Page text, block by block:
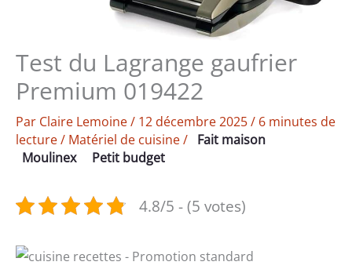
Test du Lagrange gaufrier
Premium 019422
Par Claire Lemoine/ 12 décembre 2025/ 6 minutes de
lecture/ Matériel de cuisine/ Fait maison
Moulinex
Petit budget
4.8/5 - (5 votes)